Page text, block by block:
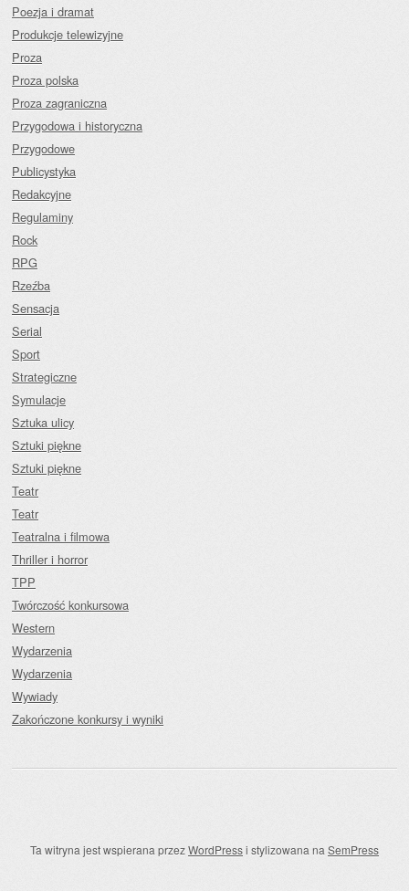
Poezja i dramat
Produkcje telewizyjne
Proza
Proza polska
Proza zagraniczna
Przygodowa i historyczna
Przygodowe
Publicystyka
Redakcyjne
Regulaminy
Rock
RPG
Rzeźba
Sensacja
Serial
Sport
Strategiczne
Symulacje
Sztuka ulicy
Sztuki piękne
Sztuki piękne
Teatr
Teatr
Teatralna i filmowa
Thriller i horror
TPP
Twórczość konkursowa
Western
Wydarzenia
Wydarzenia
Wywiady
Zakończone konkursy i wyniki
Ta witryna jest wspierana przezWordPressi stylizowana na SemPress